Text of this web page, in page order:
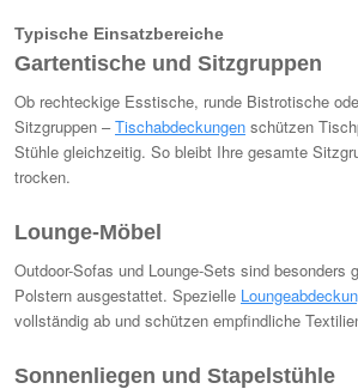
Typische Einsatzbereiche
Gartentische und Sitzgruppen
Ob rechteckige Esstische, runde Bistrotische
Sitzgruppen –Tischabdeckungen schützen
Stühle gleichzeitig. So bleibt Ihre gesamte
trocken.
Lounge-Möbel
Outdoor-Sofas und Lounge-Sets sind besonders
Polstern ausgestattet. Spezielle
vollständig ab und schützen empfindliche
Sonnenliegen und Stapelstühle